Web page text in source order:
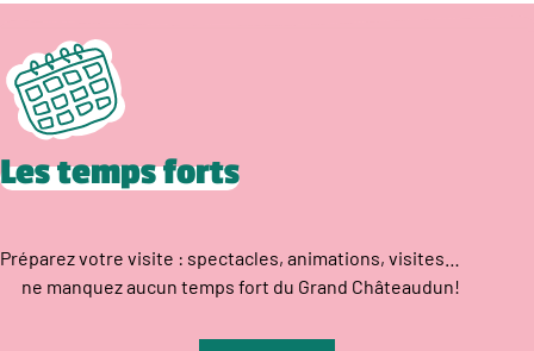
Les temps forts
Préparez votre visite : spectacles, animations, visites…
ne manquez aucun temps fort du Grand Châteaudun!